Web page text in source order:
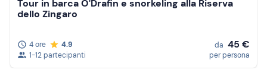
Tour in barca O'Drafin e snorkeling alla Riserva
dello Zingaro
4 ore
4.9
1-12 partecipanti
da 45 €
per persona